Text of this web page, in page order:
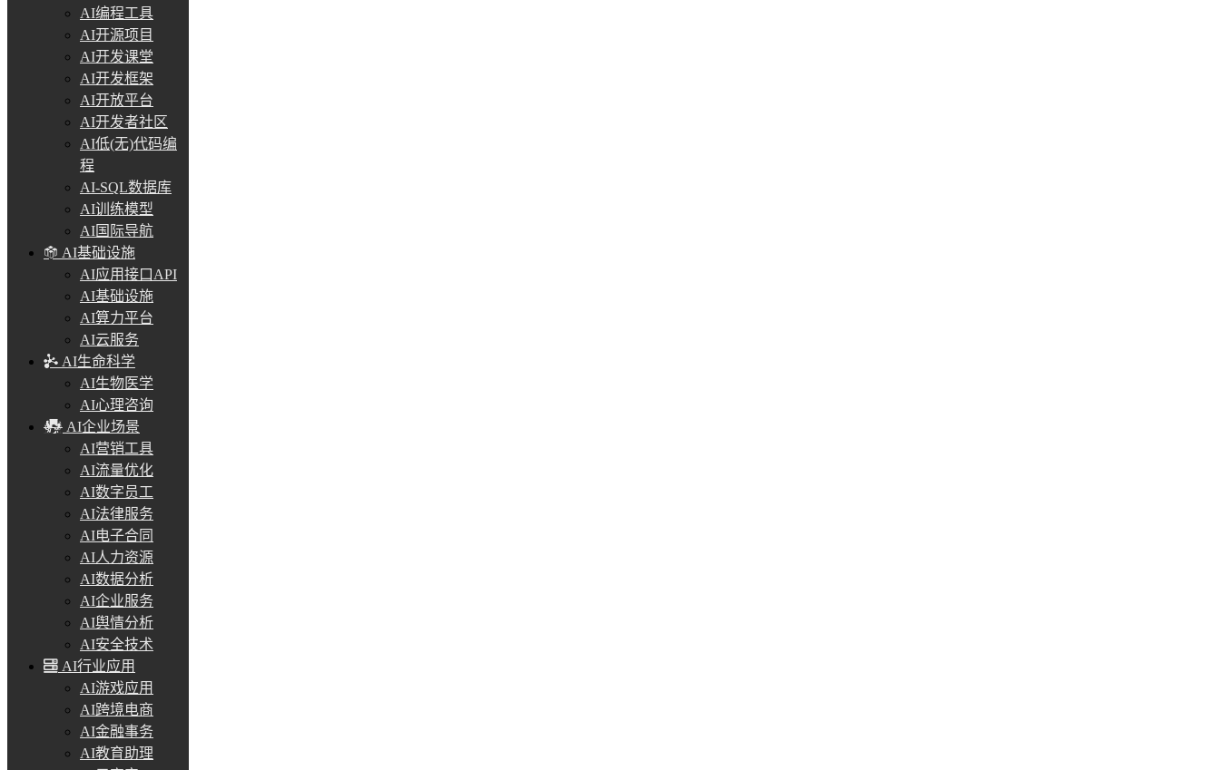
AI编程工具
AI开源项目
AI开发课堂
AI开发框架
AI开放平台
AI开发者社区
AI低(无)代码编
程
AI-SQL数据库
AI训练模型
AI国际导航
AI基础设施
AI应用接口API
AI基础设施
AI算力平台
AI云服务
AI生命科学
AI生物医学
AI心理咨询
AI企业场景
AI营销工具
AI流量优化
AI数字员工
AI法律服务
AI电子合同
AI人力资源
AI数据分析
AI企业服务
AI舆情分析
AI安全技术
AI行业应用
AI游戏应用
AI跨境电商
AI金融事务
AI教育助理